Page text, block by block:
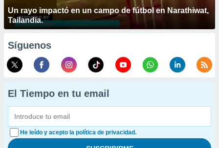
Un rayo impactó en un campo de fútbol en Narathiwat,
Tailandia.
Síguenos
El Tiempo en tu email
He leído y acepto la política de privacidad.